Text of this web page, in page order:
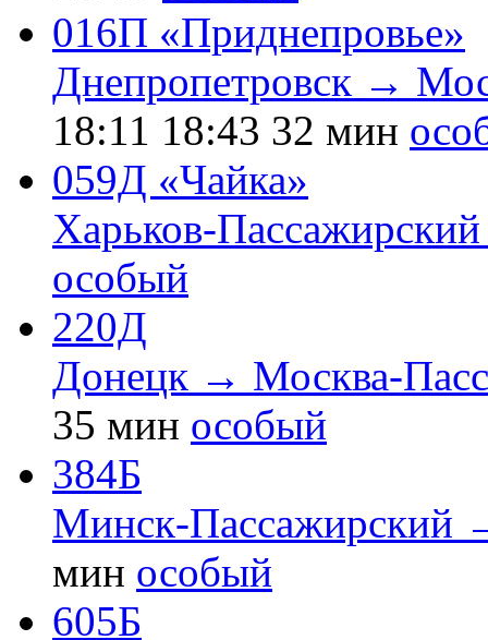
016П «Приднепровье»
Днепропетровск →
18:11 18:43 32 мин
059Д «Чайка»
Харьков-
особый
220Д
Донецк → Москва-
35 мин особый
384Б
Минск-Пассажирский
мин особый
605Б